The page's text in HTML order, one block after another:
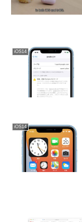
iOS14
iOS14